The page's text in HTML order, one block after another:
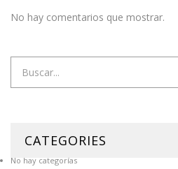
No hay comentarios que mostrar.
CATEGORIES
No hay categorías